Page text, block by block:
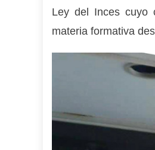
Ley del Inces cuyo
materia formativa